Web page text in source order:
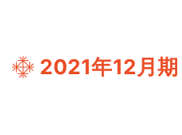
2021年12月期